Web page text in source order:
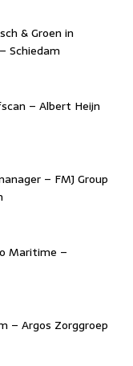
& Groen in
Schiedam
– Albert Heijn
– FMJ Group
Maritime –
– Argos Zorggroep